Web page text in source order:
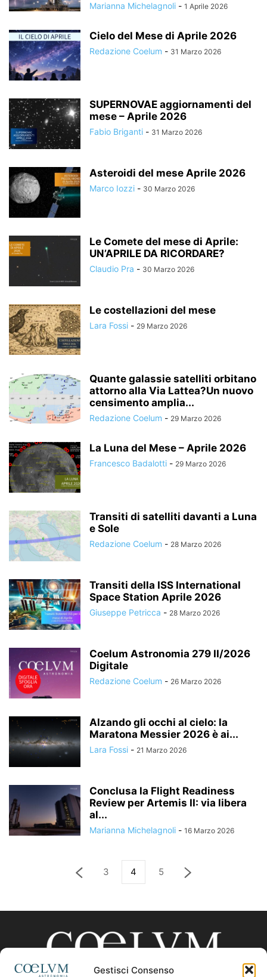
Gestisci Consenso
Marianna Michelagnoli - 1 Aprile 2026
Cielo del Mese di Aprile 2026
Redazione Coelum - 31 Marzo 2026
SUPERNOVAE aggiornamenti del
mese – Aprile 2026
Fabio Briganti - 31 Marzo 2026
Asteroidi del mese Aprile 2026
Marco Iozzi - 30 Marzo 2026
Le Comete del mese di Aprile:
UN’APRILE DA RICORDARE?
Claudio Pra - 30 Marzo 2026
Le costellazioni del mese
Lara Fossi - 29 Marzo 2026
Quante galassie satelliti orbitano
attorno alla Via Lattea?Un nuovo
censimento amplia...
Redazione Coelum - 29 Marzo 2026
La Luna del Mese – Aprile 2026
Francesco Badalotti - 29 Marzo 2026
Transiti di satelliti davanti a Luna
e Sole
Redazione Coelum - 28 Marzo 2026
Transiti della ISS International
Space Station Aprile 2026
Giuseppe Petricca - 28 Marzo 2026
Coelum Astronomia 279 II/2026
Digitale
Redazione Coelum - 26 Marzo 2026
Alzando gli occhi al cielo: la
Maratona Messier 2026 è ai...
Lara Fossi - 21 Marzo 2026
Conclusa la Flight Readiness
Review per Artemis II: via libera
al...
Marianna Michelagnoli - 16 Marzo 2026
3 4 5